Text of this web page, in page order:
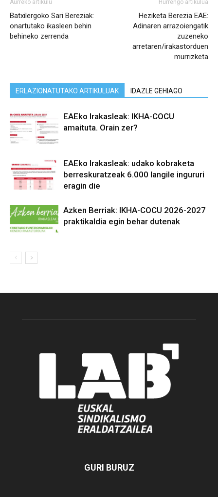
Aurreko artikulu
Batxilergoko Sari Bereziak:
onartutako ikasleen behin
behineko zerrenda
Hurrengo artikulua
Heziketa Berezia EAE:
Adinaren arrazoiengatik
zuzeneko
arretaren/irakastorduen
murrizketa
ERLAZIONATUTAKO ARTIKULUAK IDAZLE GEHIAGO
EAEko Irakasleak: IKHA-COCU
amaituta. Orain zer?
EAEko Irakasleak: udako kobraketa
berreskuratzeak 6.000 langile ingururi
eragin die
Azken Berriak: IKHA-COCU 2026-2027
praktikaldia egin behar dutenak
GURI BURUZ